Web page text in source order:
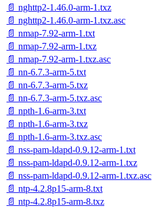
📄 nghttp2-1.46.0-arm-1.txz
📄 nghttp2-1.46.0-arm-1.txz.asc
📄 nmap-7.92-arm-1.txt
📄 nmap-7.92-arm-1.txz
📄 nmap-7.92-arm-1.txz.asc
📄 nn-6.7.3-arm-5.txt
📄 nn-6.7.3-arm-5.txz
📄 nn-6.7.3-arm-5.txz.asc
📄 npth-1.6-arm-3.txt
📄 npth-1.6-arm-3.txz
📄 npth-1.6-arm-3.txz.asc
📄 nss-pam-ldapd-0.9.12-arm-1.txt
📄 nss-pam-ldapd-0.9.12-arm-1.txz
📄 nss-pam-ldapd-0.9.12-arm-1.txz.asc
📄 ntp-4.2.8p15-arm-8.txt
📄 ntp-4.2.8p15-arm-8.txz